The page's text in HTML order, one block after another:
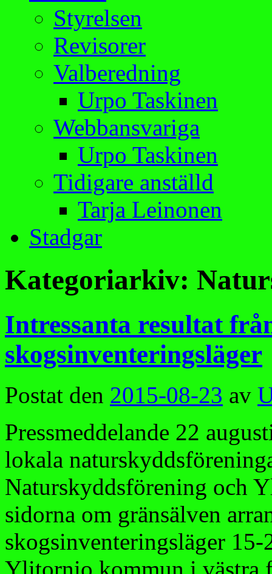
Styrelsen
Revisorer
Valberedning
Urpo Taskinen
Webbansvariga
Urpo Taskinen
Tidigare anställd
Tarja Leinonen
Stadgar
Kategoriarkiv:
Intressanta resultat
skogsinventeringsläger
Postat den 2015-08-23 av
Pressmeddelande 22
lokala
Naturskyddsförening och
sidorna om gränsälven
skogsinventeringsläger
Ylitornio kommun i västra